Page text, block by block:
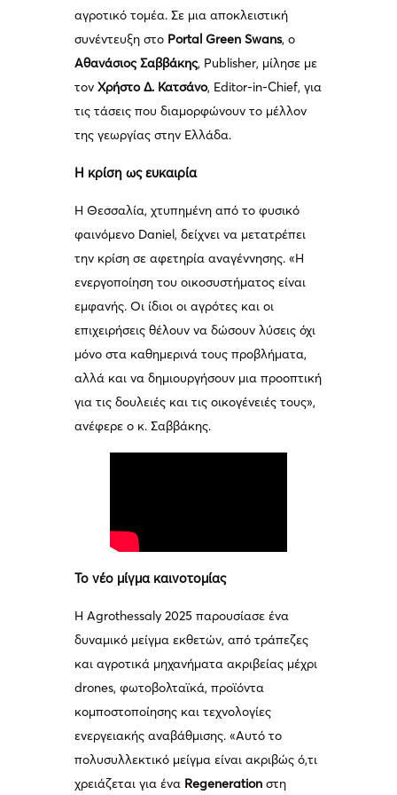
αγροτικό τομέα. Σε μια αποκλειστική
συνέντευξη στο Portal Green Swans, ο
Αθανάσιος Σαββάκης, Publisher, μίλησε με
τονΧρήστο Δ. Κατσάνο, Editor-in-Chief, για
τις τάσεις που διαμορφώνουν το μέλλον
της γεωργίας στην Ελλάδα.
Η κρίση ως ευκαιρία
Η Θεσσαλία, χτυπημένη από το φυσικό
φαινόμενο Daniel, δείχνει να μετατρέπει
την κρίση σε αφετηρία αναγέννησης. «Η
ενεργοποίηση του οικοσυστήματος είναι
εμφανής. Οι ίδιοι οι αγρότες και οι
επιχειρήσεις θέλουν να δώσουν λύσεις όχι
μόνο στα καθημερινά τους προβλήματα,
αλλά και να δημιουργήσουν μια προοπτική
για τις δουλειές και τις οικογένειές τους»,
ανέφερε ο κ. Σαββάκης.
Το νέο μίγμα καινοτομίας
Η Agrothessaly 2025 παρουσίασε ένα
δυναμικό μείγμα εκθετών, από τράπεζες
και αγροτικά μηχανήματα ακριβείας μέχρι
drones, φωτοβολταϊκά, προϊόντα
κομποστοποίησης και τεχνολογίες
ενεργειακής αναβάθμισης. «Αυτό το
πολυσυλλεκτικό μείγμα είναι ακριβώς ό,τι
χρειάζεται για ένα Regeneration στη